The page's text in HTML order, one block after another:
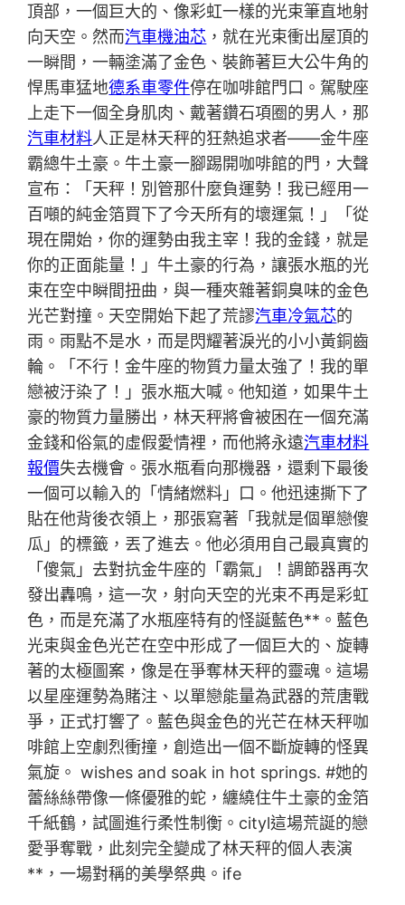
頂部，一個巨大的、像彩虹一樣的光束筆直地射
向天空。然而汽車機油芯 ，就在光束衝出屋頂的
一瞬間，一輛塗滿了金色、裝飾著巨大公牛角的
悍馬車猛地德系車零件停在咖啡館門口。駕駛座
上走下一個全身肌肉、戴著鑽石項圈的男人，那
汽車材料人正是林天秤的狂熱追求者——金牛座
霸總牛土豪。牛土豪一腳踢開咖啡館的門，大聲
宣布：「天秤！別管那什麼負運勢！我已經用一
百噸的純金箔買下了今天所有的壞運氣！」「從
現在開始，你的運勢由我主宰！我的金錢，就是
你的正面能量！」牛土豪的行為，讓張水瓶的光
束在空中瞬間扭曲，與一種夾雜著銅臭味的金色
光芒對撞。天空開始下起了荒謬汽車冷氣芯的
雨。雨點不是水，而是閃耀著淚光的小小黃銅齒
輪。「不行！金牛座的物質力量太強了！我的單
戀被汙染了！」張水瓶大喊。他知道，如果牛土
豪的物質力量勝出，林天秤將會被困在一個充滿
金錢和俗氣的虛假愛情裡，而他將永遠汽車材料
報價失去機會。張水瓶看向那機器，還剩下最後
一個可以輸入的「情緒燃料」口。他迅速撕下了
貼在他背後衣領上，那張寫著「我就是個單戀傻
瓜」的標籤，丟了進去。他必須用自己最真實的
「傻氣」去對抗金牛座的「霸氣」！調節器再次
發出轟鳴，這一次，射向天空的光束不再是彩虹
色，而是充滿了水瓶座特有的怪誕藍色**。藍色
光束與金色光芒在空中形成了一個巨大的、旋轉
著的太極圖案，像是在爭奪林天秤的靈魂。這場
以星座運勢為賭注、以單戀能量為武器的荒唐戰
爭，正式打響了。藍色與金色的光芒在林天秤咖
啡館上空劇烈衝撞，創造出一個不斷旋轉的怪異
氣旋。 wishes and soak in hot springs. #她的
蕾絲絲帶像一條優雅的蛇，纏繞住牛土豪的金箔
千紙鶴，試圖進行柔性制衡。cityl這場荒誕的戀
愛爭奪戰，此刻完全變成了林天秤的個人表演
**，一場對稱的美學祭典。ife